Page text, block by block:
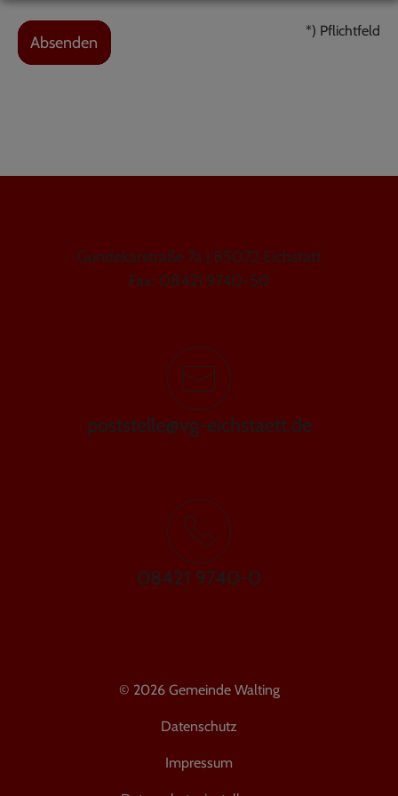
Absenden
*) Pflichtfeld
Gundekarstraße 7a | 85072 Eichstätt
Fax: 08421 9740-50
poststelle@vg-eichstaett.de
08421 9740-0
© 2026 Gemeinde Walting
Datenschutz
Impressum